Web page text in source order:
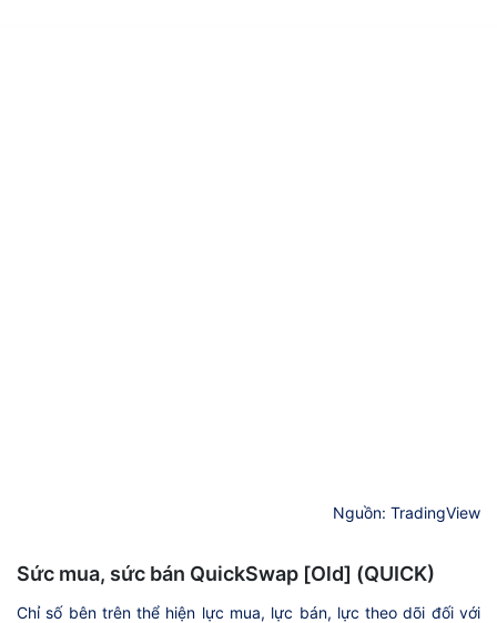
Nguồn: TradingView
Sức mua, sức bán QuickSwap [Old] (QUICK)
Chỉ số bên trên thể hiện lực mua, lực bán, lực theo dõi đối với